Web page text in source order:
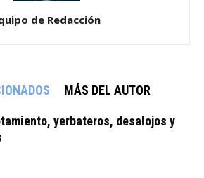
de Redacción
MÁS DEL AUTOR
yerbateros, desalojos y